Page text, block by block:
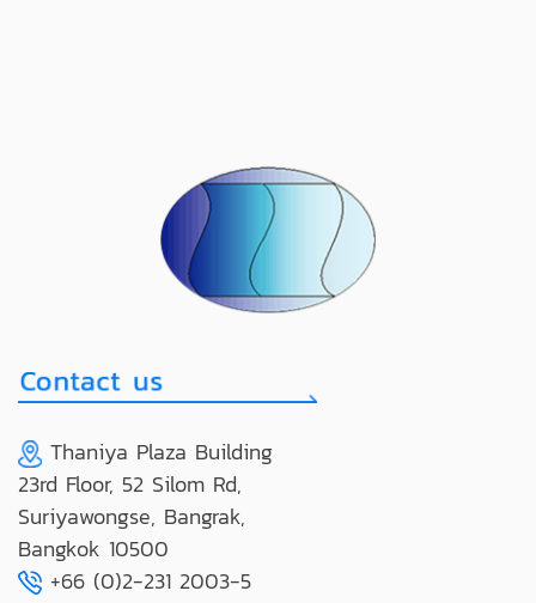
Thaniya Plaza Building
23rd Floor, 52 Silom Rd,
Suriyawongse, Bangrak,
Bangkok 10500
+66 (0)2-231 2003-5